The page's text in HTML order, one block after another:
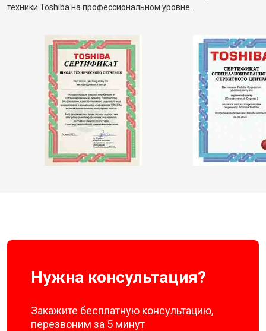
техники Toshiba на профессиональном уровне.
Нужна консультация?
Закажите бесплатную консультацию,
перезвоним за 5 минут